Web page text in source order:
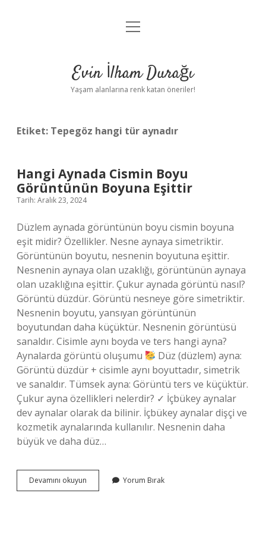
Anasayfa
Yasal Uyarı
menüyü
Evin İlham Durağı
Yaşam alanlarına renk katan öneriler!
Etiket: Tepegöz hangi tür aynadır
Hangi Aynada Cismin Boyu
Görüntünün Boyuna Eşittir
Tarih: Aralık 23, 2024
Düzlem aynada görüntünün boyu cismin boyuna
eşit midir? Özellikler. Nesne aynaya simetriktir.
Görüntünün boyutu, nesnenin boyutuna eşittir.
Nesnenin aynaya olan uzaklığı, görüntünün aynaya
olan uzaklığına eşittir. Çukur aynada görüntü nasıl?
Görüntü düzdür. Görüntü nesneye göre simetriktir.
Nesnenin boyutu, yansıyan görüntünün
boyutundan daha küçüktür. Nesnenin görüntüsü
sanaldır. Cisimle aynı boyda ve ters hangi ayna?
Aynalarda görüntü oluşumu
Düz (düzlem) ayna:
Görüntü düzdür + cisimle aynı boyuttadır, simetrik
ve sanaldır. Tümsek ayna: Görüntü ters ve küçüktür.
Çukur ayna özellikleri nelerdir? ✓ İçbükey aynalar
dev aynalar olarak da bilinir. İçbükey aynalar dişçi ve
kozmetik aynalarında kullanılır. Nesnenin daha
büyük ve daha düz…
Devamını okuyun
Aynada
Yorum Bırak